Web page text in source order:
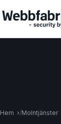
Hem Molntjänster